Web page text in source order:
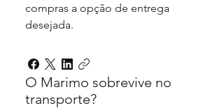
compras a opção de entrega
desejada.
O Marimo sobrevive no
transporte?